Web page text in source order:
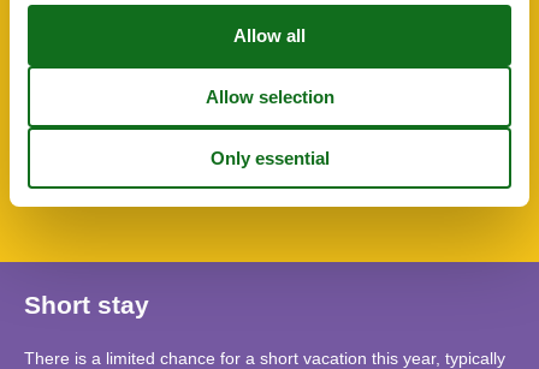
SurroundingFacilities
Leisure pool
Short stay
There is a limited chance for a short vacation this year, typically